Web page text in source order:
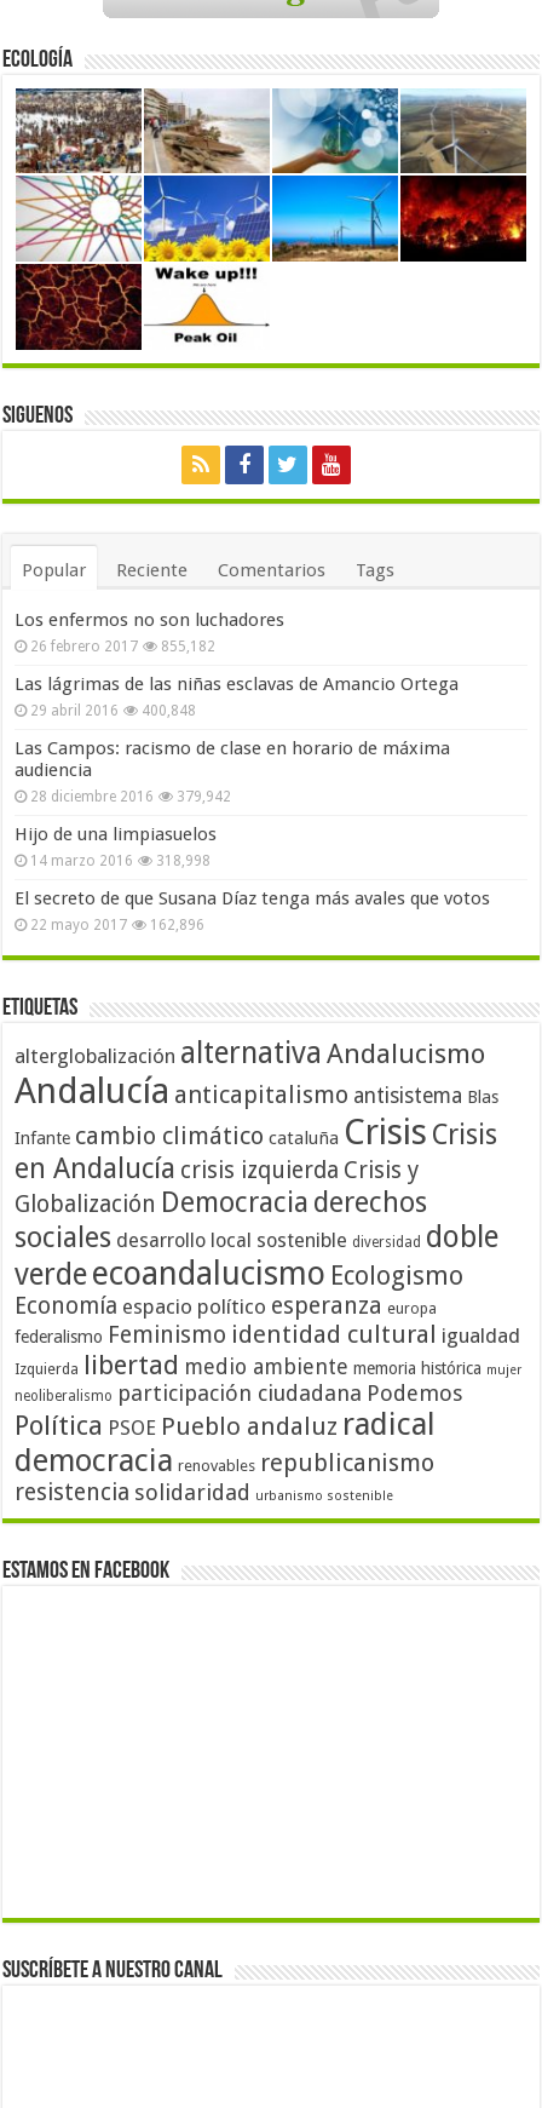
Ecología
Siguenos
Popular Reciente Comentarios Tags
Los enfermos no son luchadores
26 febrero 2017 855,182
Las lágrimas de las niñas esclavas de Amancio Ortega
29 abril 2016 400,848
Las Campos: racismo de clase en horario de máxima
audiencia
28 diciembre 2016 379,942
Hijo de una limpiasuelos
14 marzo 2016 318,998
El secreto de que Susana Díaz tenga más avales que votos
22 mayo 2017 162,896
Etiquetas
alterglobalización alternativa Andalucismo
Andalucía anticapitalismo antisistema Blas
Infante cambio climático cataluña Crisis Crisis
en Andalucía crisis izquierda Crisis y
Globalización Democracia derechos
sociales desarrollo local sostenible diversidad doble
verdeecoandalucismo Ecologismo
Economía espacio político esperanza europa
federalismo Feminismo identidad cultural igualdad
Izquierda libertad medio ambiente memoria histórica mujer
neoliberalismo participación ciudadana Podemos
Política PSOE Pueblo andaluz radical
democracia renovables republicanismo
resistencia solidaridad urbanismo sostenible
Estamos en Facebook
Suscríbete a nuestro canal